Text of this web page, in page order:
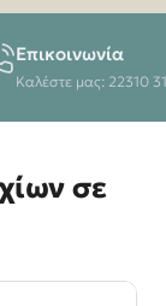
Επικοινωνία
Καλέστε μας: 22310
σε